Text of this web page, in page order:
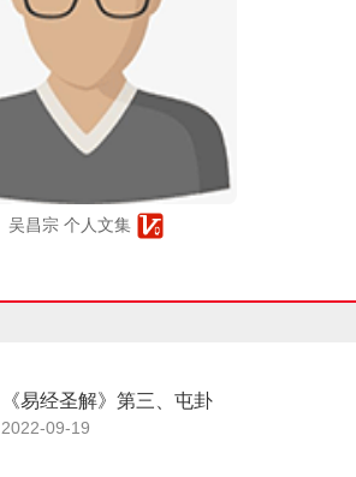
吴昌宗 个人文集
《易经圣解》第三、屯卦
2022-09-19